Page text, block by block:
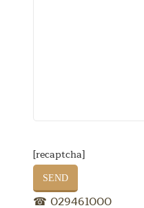
[recaptcha]
☎ 029461000